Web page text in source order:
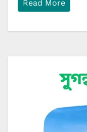
Read More